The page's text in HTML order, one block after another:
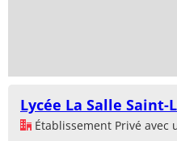
Lycée La Salle Saint-
Établissement Privé avec